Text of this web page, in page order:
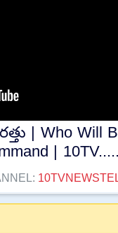
| Who Will
|